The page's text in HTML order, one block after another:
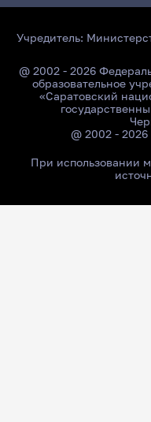
Учредитель:
@ 2002 - 2026
образовательное
«Саратовский
@ 2002 -
При использовании